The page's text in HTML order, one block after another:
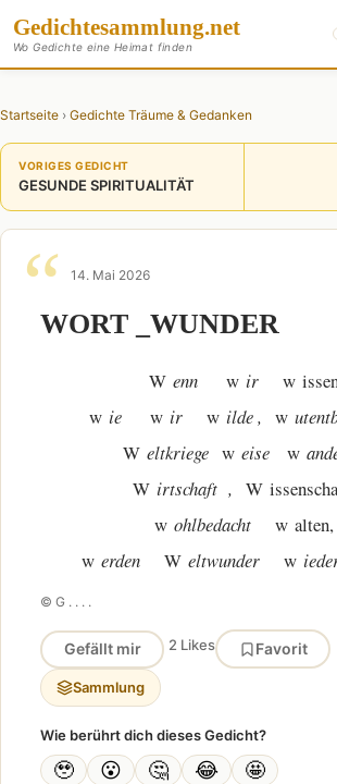
Gedichtesammlung.net
Wo Gedichte eine Heimat finden
Startseite › Gedichte Träume & Gedanken
VORIGES GEDICHT
GESUNDE SPIRITUALITÄT
14. Mai 2026
WORT _WUNDER
W enn w ir w
w ie w ir w ilde , w
W eltkriege w eise w
W irtschaft , W
w ohlbedacht w alten,
w erden W eltwunder w
© G . . . .
Gefällt mir 2 Likes Favorit
Sammlung
Wie berührt dich dieses Gedicht?
🥹 😮 🤔 😂 🤩